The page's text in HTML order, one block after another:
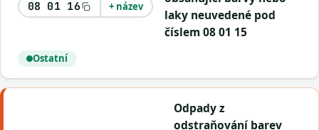
08 01 16 + název
laky neuvedené pod
číslem 08 01 15
Ostatní
Odpady z
odstraňování barev